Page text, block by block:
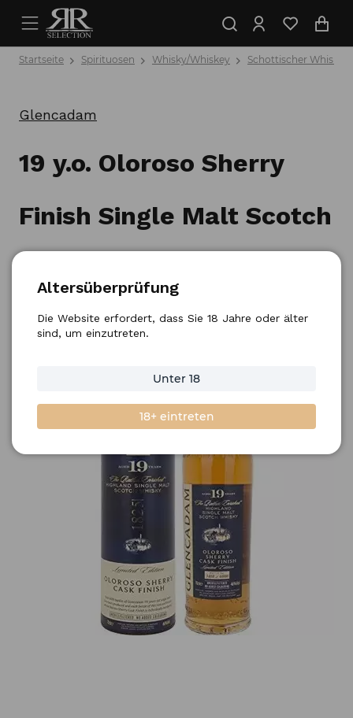
Startseite Spirituosen Whisky/Whiskey Schottischer Whisky
Glencadam
19 y.o. Oloroso Sherry
Finish Single Malt Scotch
Produktnummer: 5021349702979
Altersüberprüfung
Die Website erfordert, dass Sie 18 Jahre oder älter
sind, um einzutreten.
Unter 18
18+ eintreten